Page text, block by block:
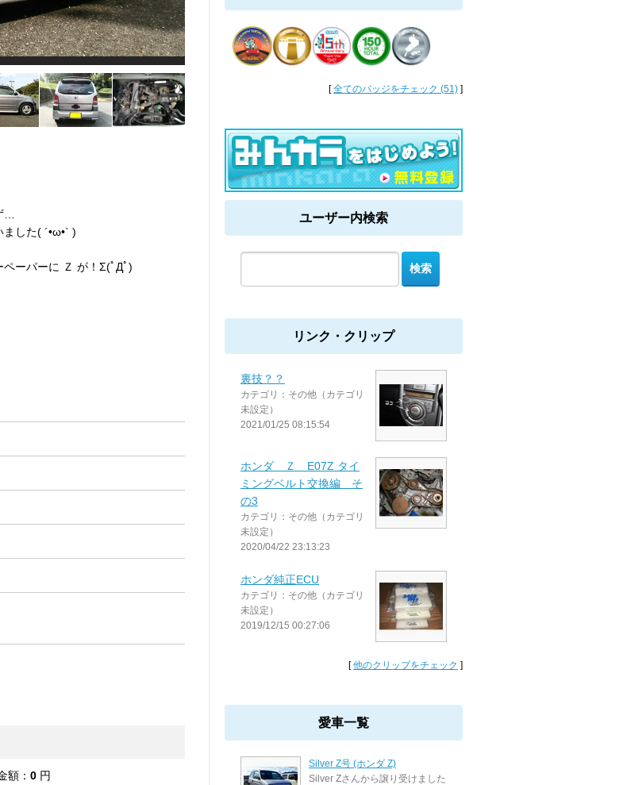
…
した( ´•ω•` )
ーパーに Ｚ が！Σ(ﾟДﾟ)
額： 0 円
[全てのバッジをチェック (51) ]
ユーザー内検索
リンク・クリップ
裏技？？
カテゴリ：その他（カテゴリ
未設定）
2021/01/25 08:15:54
ホンダ Ｚ E07Z タイ
ミングベルト交換編 そ
の3
カテゴリ：その他（カテゴリ
未設定）
2020/04/22 23:13:23
ホンダ純正ECU
カテゴリ：その他（カテゴリ
未設定）
2019/12/15 00:27:06
[他のクリップをチェック ]
愛車一覧
Silver Z号 (ホンダ Z)
Silver Zさんから譲り受けました